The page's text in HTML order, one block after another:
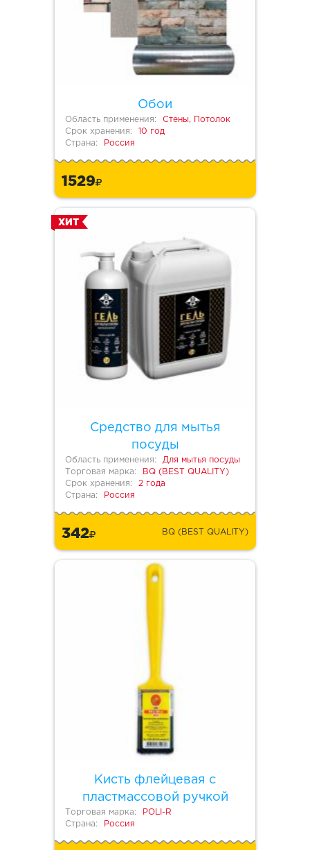
Обои
Область применения:
Стены, Потолок
Срок хранения:
10 год
Страна:
Россия
1529
Средство для мытья
посуды
ХИТ
Область применения:
Для мытья посуды
Торговая марка:
BQ (BEST QUALITY)
Срок хранения:
2 года
Страна:
Россия
342 BQ (BEST QUALITY)
Кисть флейцевая с
пластмассовой ручкой
Торговая марка:
POLI-R
Страна:
Россия